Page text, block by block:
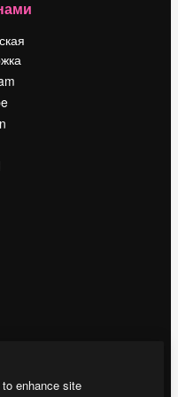
enhance site